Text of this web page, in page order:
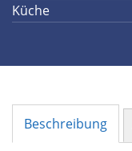
Küche
Beschreibung